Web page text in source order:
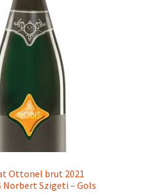
Ottonel brut 2021
Norbert Szigeti – Gols